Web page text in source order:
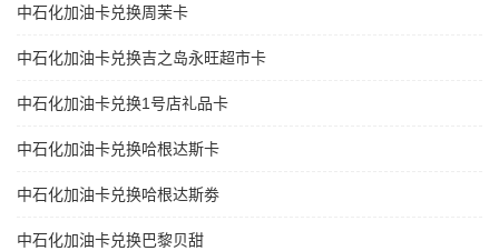
中石化加油卡兑换周茉卡
中石化加油卡兑换吉之岛永旺超市卡
中石化加油卡兑换1号店礼品卡
中石化加油卡兑换哈根达斯卡
中石化加油卡兑换哈根达斯劵
中石化加油卡兑换巴黎贝甜